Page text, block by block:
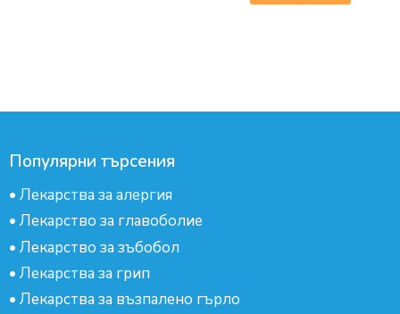
Популярни търсения
• Лекарства за алергия
• Лекарство за главоболие
• Лекарство за зъбобол
• Лекарства за грип
• Лекарства за възпалено гърло